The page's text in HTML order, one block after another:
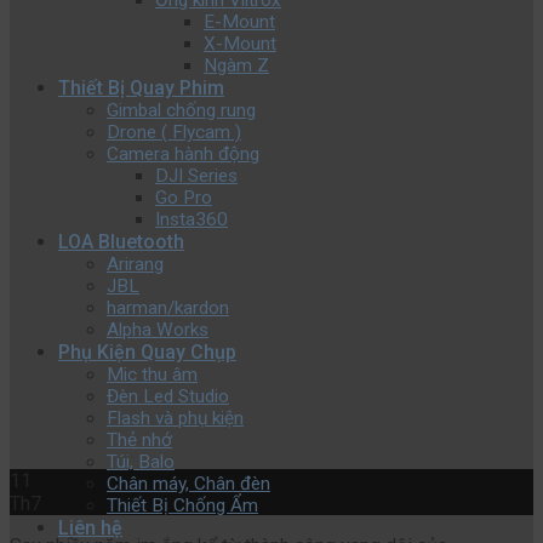
E-Mount
X-Mount
Ngàm Z
Thiết Bị Quay Phim
Gimbal chống rung
Drone ( Flycam )
Camera hành động
DJI Series
Go Pro
Insta360
LOA Bluetooth
Arirang
JBL
harman/kardon
Alpha Works
Phụ Kiện Quay Chụp
Mic thu âm
Đèn Led Studio
Flash và phụ kiện
Thẻ nhớ
Túi, Balo
Chân máy, Chân đèn
Thiết Bị Chống Ẩm
Liên hệ